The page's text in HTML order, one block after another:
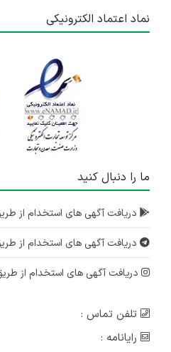
نماد اعتماد الکترونیکی
ما را دنبال کنید
دریافت آگهی های استخدام از
دریافت آگهی های استخدام از
دریافت آگهی های استخدام از
تلفن تماس :
رایانامه :